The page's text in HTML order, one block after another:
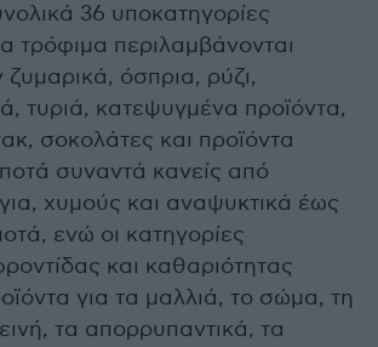
36 υποκατηγορίες
τρόφιμα περιλαμβάνονται
όσπρια, ρύζι,
τυριά, κατεψυγμένα προϊόντα,
σοκολάτες και προϊόντα
συναντά κανείς από
χυμούς και αναψυκτικά έως
ενώ οι κατηγορίες
και καθαριότητας
για τα μαλλιά, το σώμα, τη
τα απορρυπαντικά, τα